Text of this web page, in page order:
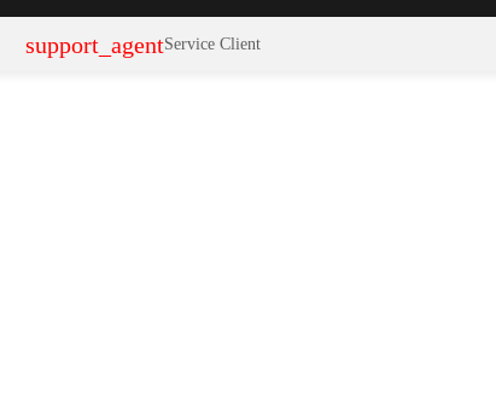
support_agentService Client